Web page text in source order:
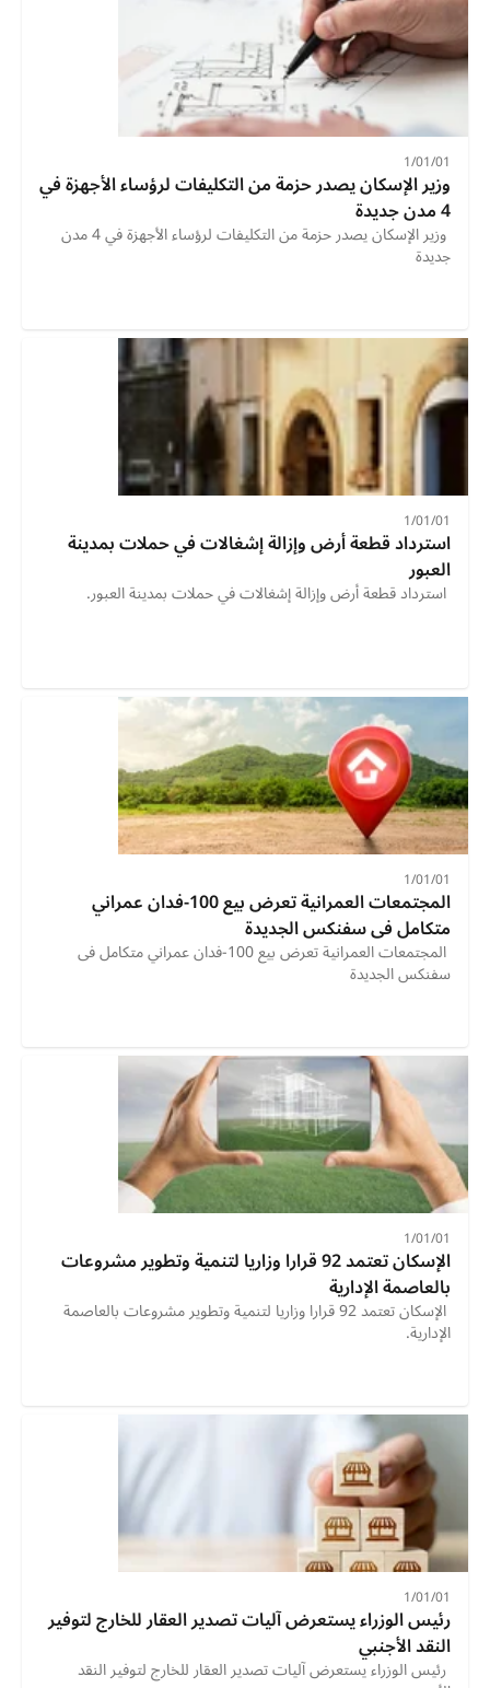
01‏/01‏/1
4 مدن جديدة
جديدة
01‏/01‏/1
العبور
استرداد قطعة أرض وإزالة إشغالات في حملات بمدينة العبور.
01‏/01‏/1
متكامل فى سفنكس الجديدة
سفنكس الجديدة
01‏/01‏/1
بالعاصمة الإدارية
الإدارية.
01‏/01‏/1
رئيس الوزراء يستعرض آليات تصدير العقار للخارج لتوفير
النقد الأجنبي